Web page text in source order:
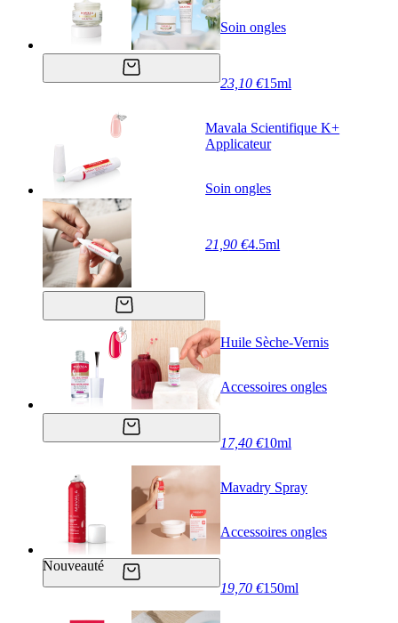
Soin ongles
23,10 €15ml
Mavala Scientifique K+
Applicateur
Soin ongles
21,90 €4.5ml
Huile Sèche-Vernis
Accessoires ongles
17,40 €10ml
Nouveauté
Mavadry Spray
Accessoires ongles
19,70 €150ml